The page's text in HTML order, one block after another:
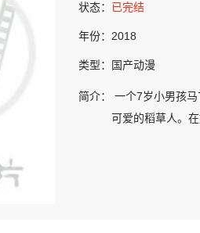
状态： 已完结
年份： 2018
类型： 国产动漫
简介：
一个7岁小男孩
可爱的稻草人。